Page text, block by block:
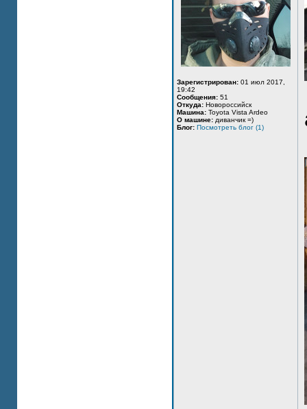
Зарегистрирован: 01 июл 2017,
19:42
Сообщения: 51
Откуда: Новороссийск
Машина: Toyota Vista Ardeo
О машине: диванчик =)
Блог: Посмотреть блог (1)